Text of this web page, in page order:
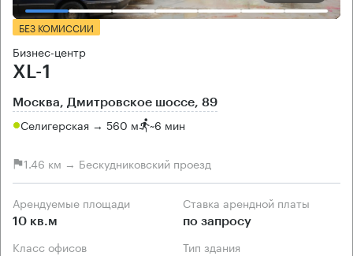
БЕЗ КОМИССИИ
Бизнес-центр
XL-1
Москва, Дмитровское шоссе, 89
Селигерская → 560 м ~6 мин
1.46 км → Бескудниковский проезд
Арендуемые площади
10 кв.м
Ставка арендной платы
по запросу
Класс офисов Тип здания